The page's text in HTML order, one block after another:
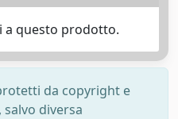
a questo prodotto.
da copyright e
diversa